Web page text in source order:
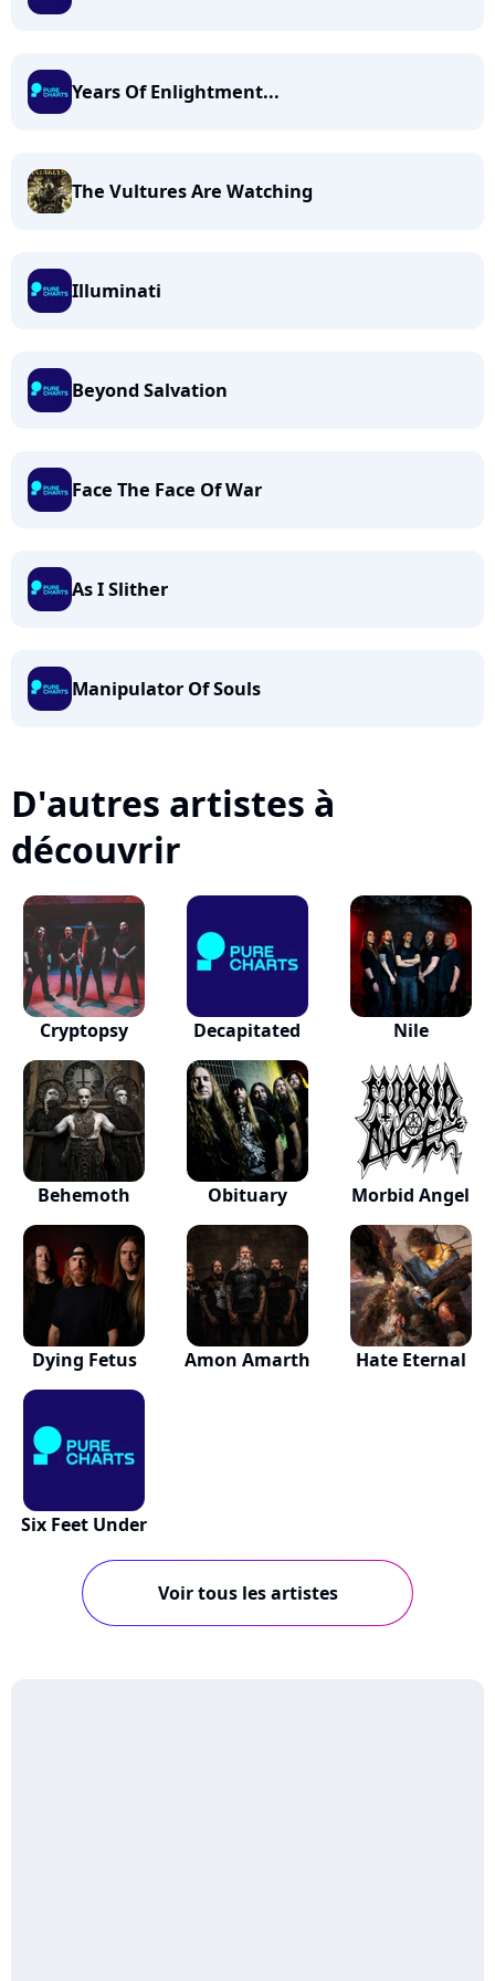
Years Of Enlightment...
The Vultures Are Watching
Illuminati
Beyond Salvation
Face The Face Of War
As I Slither
Manipulator Of Souls
D'autres artistes à
découvrir
Cryptopsy Decapitated Nile
Behemoth Obituary Morbid Angel
Dying Fetus Amon Amarth Hate Eternal
Six Feet Under
Voir tous les artistes